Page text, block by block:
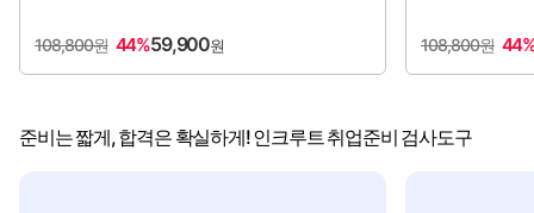
108,800원 44%59,900원 108,800원
준비는 짧게, 합격은 확실하게! 인크루트 취업준비 검사도구